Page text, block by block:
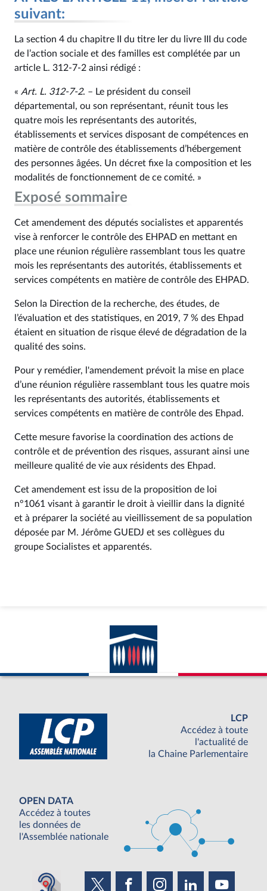
suivant:
La section 4 du chapitre II du titre Ier du livre III du code
de l’action sociale et des familles est complétée par un
article L. 312‑7‑2 ainsi rédigé :
« Art. L. 312‑7‑2. – Le président du conseil
départemental, ou son représentant, réunit tous les
quatre mois les représentants des autorités,
établissements et services disposant de compétences en
matière de contrôle des établissements d’hébergement
des personnes âgées. Un décret fixe la composition et les
modalités de fonctionnement de ce comité. »
Exposé sommaire
Cet amendement des députés socialistes et apparentés
vise à renforcer le contrôle des EHPAD en mettant en
place une réunion régulière rassemblant tous les quatre
mois les représentants des autorités, établissements et
services compétents en matière de contrôle des EHPAD.
Selon la Direction de la recherche, des études, de
l’évaluation et des statistiques, en 2019, 7 % des Ehpad
étaient en situation de risque élevé de dégradation de la
qualité des soins.
Pour y remédier, l'amendement prévoit la mise en place
d’une réunion régulière rassemblant tous les quatre mois
les représentants des autorités, établissements et
services compétents en matière de contrôle des Ehpad.
Cette mesure favorise la coordination des actions de
contrôle et de prévention des risques, assurant ainsi une
meilleure qualité de vie aux résidents des Ehpad.
Cet amendement est issu de la proposition de loi
n°1061 visant à garantir le droit à vieillir dans la dignité
et à préparer la société au vieillissement de sa population
déposée par M. Jérôme GUEDJ et ses collègues du
groupe Socialistes et apparentés.
LCP
Accédez à toute
l'actualité de
la Chaine Parlementaire
OPEN DATA
Accédez à toutes
les données de
l'Assemblée nationale